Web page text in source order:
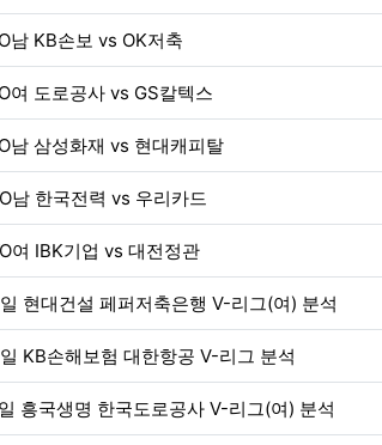
남 KB손보 vs OK저축
여 도로공사 vs GS칼텍스
남 삼성화재 vs 현대캐피탈
남 한국전력 vs 우리카드
여 IBK기업 vs 대전정관
현대건설 페퍼저축은행 V-리그(여) 분석
KB손해보험 대한항공 V-리그 분석
흥국생명 한국도로공사 V-리그(여) 분석